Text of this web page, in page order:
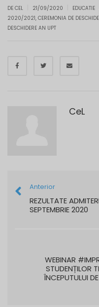
DE CEL 21/09/2020 EDUCATIE
2020/2021, CEREMONIA DE
DESCHIDERE AN UPT
CeL
Anterior
REZULTATE
SEPTEMBRIE 2020
WEBINAR
STUDENȚILOR
ÎNCEPUTULUI